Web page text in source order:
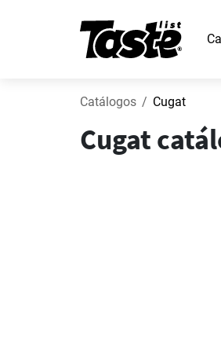
Catálogos Cugat
Cugat